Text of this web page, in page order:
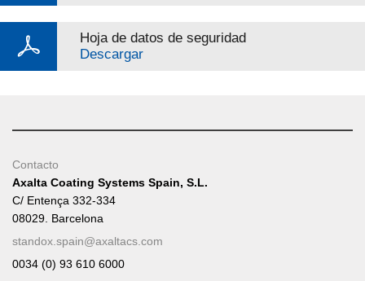
Hoja de datos de seguridad
Descargar
Contacto
Axalta Coating Systems Spain, S.L.
C/ Entença 332-334
08029. Barcelona
standox.spain@axaltacs.com
0034 (0) 93 610 6000